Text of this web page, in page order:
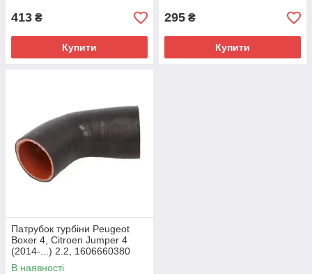
413 ₴
Купити
295 ₴
Купити
Патрубок турбіни Peugeot
Boxer 4, Citroen Jumper 4
(2014-...) 2.2, 1606660380
В наявності